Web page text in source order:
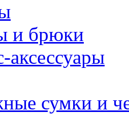
и брюки
аксессуары
сумки и